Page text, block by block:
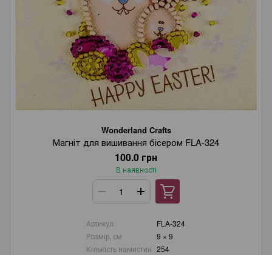
Wonderland Crafts
Магніт для вишивання бісером FLA-324
100.0 грн
В наявності
Артикул
FLA-324
Розмір, см
9 × 9
Кількість намистин 254